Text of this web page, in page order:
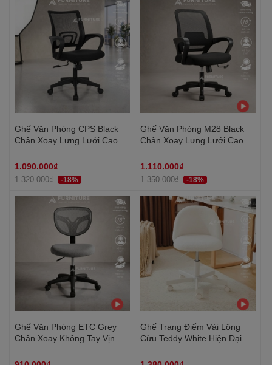
Ghế Văn Phòng CPS Black
Chân Xoay Lưng Lưới Cao
Suất Vượt Trội | CPS | Nội
Thất Anh Hoàng
1.090.000₫
1.320.000₫ -18%
Ghế Văn Phòng M28 Black
Chân Xoay Lưng Lưới Cao
Không Mỏi Thoải Mái Tối Đa,
Hiệu Suất Vượt Trội | M28
1.110.000₫
1.350.000₫ -18%
Ghế Văn Phòng ETC Grey
Chân Xoay Không Tay Vịn
Khí – Thoải Mái Tối Đa, Hiệu
Ghế Trang Điểm Vải Lông
Cừu Teddy White Hiện Đại Có
Thiết Kế Không Tay Vịn Dành